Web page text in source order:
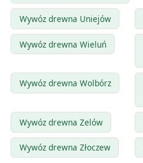
Wywóz drewna Uniejów
Wywóz drewna Wieluń
Wywóz drewna Wolbórz
Wywóz drewna Zelów
Wywóz drewna Złoczew